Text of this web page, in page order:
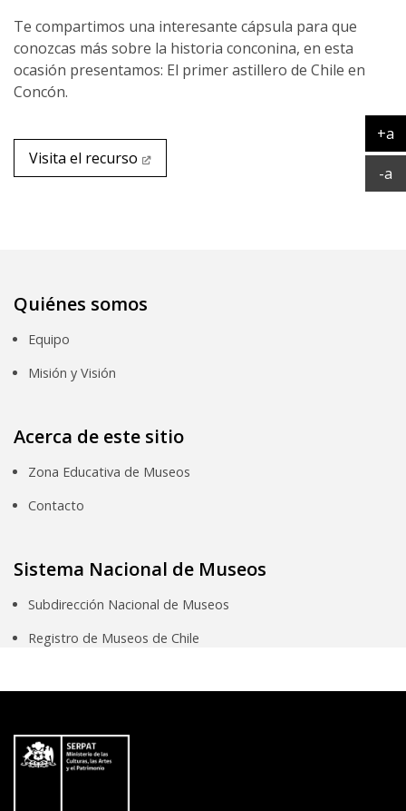
Te compartimos una interesante cápsula para que
conozcas más sobre la historia conconina, en esta
ocasión presentamos: El primer astillero de Chile en
Concón.
Visita el recurso
Quiénes somos
Equipo
Misión y Visión
Acerca de este sitio
Zona Educativa de Museos
Contacto
Sistema Nacional de Museos
Subdirección Nacional de Museos
Registro de Museos de Chile
+a
-a